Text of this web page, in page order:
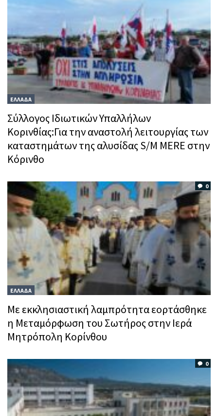
ΕΛΛΑΔΑ
Σύλλογος Ιδιωτικών Υπαλλήλων
Κορινθίας:Για την αναστολή λειτουργίας των
καταστημάτων της αλυσίδας S/M MERE στην
Κόρινθο
0
ΕΛΛΑΔΑ
Με εκκλησιαστική λαμπρότητα εορτάσθηκε
η Μεταμόρφωση του Σωτήρος στην Ιερά
Μητρόπολη Κορίνθου
0